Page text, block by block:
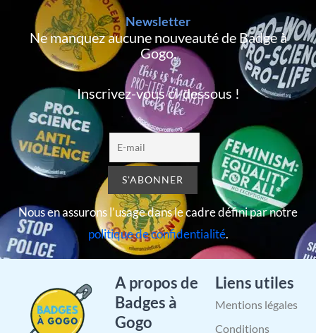
Newsletter
Ne manquez aucune nouveauté de Badge à
Gogo,
Inscrivez-vous ci-dessous !
Nous en assurons l’usage dans le cadre défini par notre
politique de confidentialité.
A propos de
Badges à
Gogo
Liens utiles
Mentions légales
Conditions